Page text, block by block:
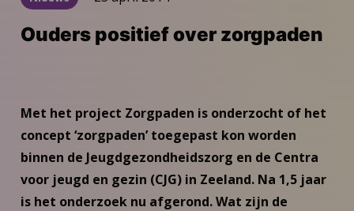
Ouders positief over zorgpaden
Met het project Zorgpaden is onderzocht of het
concept ‘zorgpaden’ toegepast kon worden
binnen de Jeugdgezondheidszorg en de Centra
voor jeugd en gezin (CJG) in Zeeland. Na 1,5 jaar
is het onderzoek nu afgerond. Wat zijn de